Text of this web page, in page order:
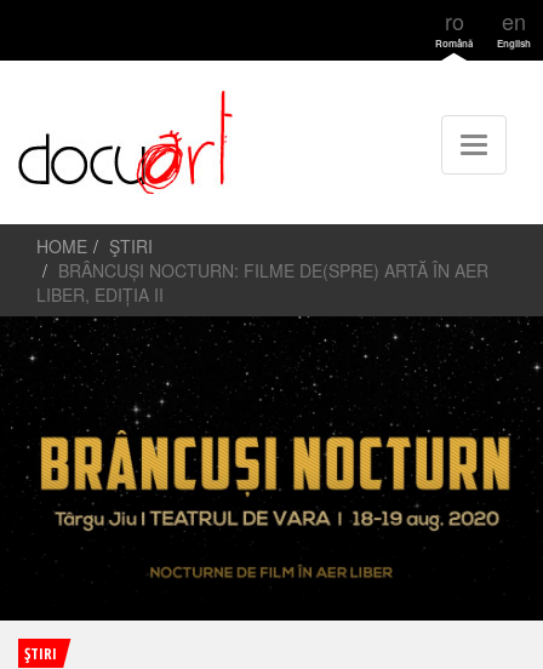
ro
Română
en
English
HOME
ŞTIRI
BRÂNCUȘI NOCTURN: FILME DE(SPRE) ARTĂ ÎN AER
LIBER, EDIȚIA II
ŞTIRI